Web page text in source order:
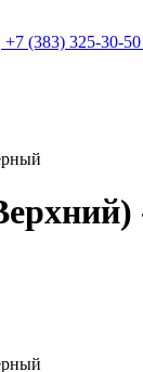
+7 (383) 325-30-50